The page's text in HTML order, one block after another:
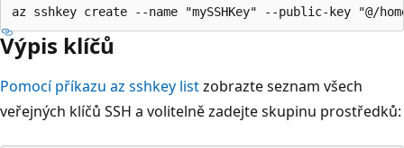
Výpis klíčů
Pomocí příkazu az sshkey listzobrazte seznam všech
veřejných klíčů SSH a volitelně zadejte skupinu prostředků: